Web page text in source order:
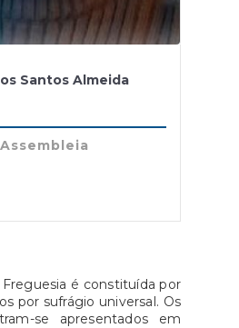
Santos Almeida
é constituída por
por sufrágio universal. Os
se apresentados em